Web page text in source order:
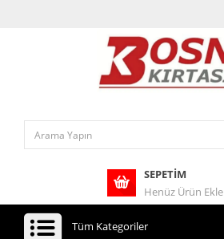
SEPETIM
Henüz Ürün
Tüm Kategoriler